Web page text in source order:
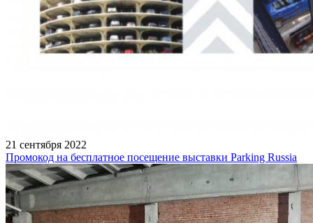
21 сентября 2022
Промокод на бесплатное посещение выставки Parking Russia